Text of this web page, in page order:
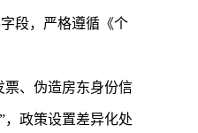
段，严格遵循《个
、伪造房东身份信
政策设置差异化处